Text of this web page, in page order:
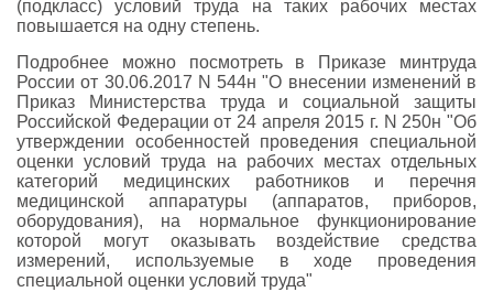
(подкласс) условий труда на таких рабочих местах
повышается на одну степень.
Подробнее можно посмотреть в Приказе минтруда
России от 30.06.2017 N 544н "О внесении изменений в
Приказ Министерства труда и социальной защиты
Российской Федерации от 24 апреля 2015 г. N 250н "Об
утверждении особенностей проведения специальной
оценки условий труда на рабочих местах отдельных
категорий медицинских работников и перечня
медицинской аппаратуры (аппаратов, приборов,
оборудования), на нормальное функционирование
которой могут оказывать воздействие средства
измерений, используемые в ходе проведения
специальной оценки условий труда"